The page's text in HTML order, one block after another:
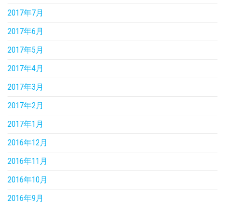
2017年7月
2017年6月
2017年5月
2017年4月
2017年3月
2017年2月
2017年1月
2016年12月
2016年11月
2016年10月
2016年9月